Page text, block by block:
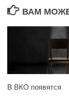
ВАМ
В ВКО появятся